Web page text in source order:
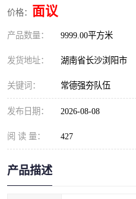
价格： 面议
产品数量： 9999.00平方米
发货地址： 湖南省长沙浏阳市
关键词： 常德强夯队伍
发布日期： 2026-08-08
阅 读 量： 427
产品描述